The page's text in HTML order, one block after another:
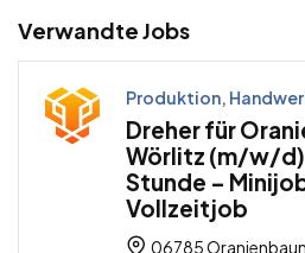
Verwandte Jobs
Produktion,
Dreher für
Wörlitz (m/w/
Stunde –
Vollzeitjob
06785